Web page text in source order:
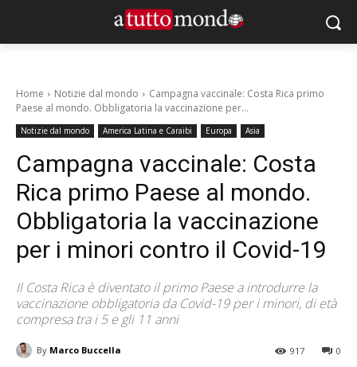
Home Notizie dal mondo
Campagna vaccinale: Costa Rica primo
Paese al mondo. Obbligatoria la vaccinazione per...
Notizie dal mondo America Latina e Caraibi Europa Asia
Campagna vaccinale: Costa
Rica primo Paese al mondo.
Obbligatoria la vaccinazione
per i minori contro il Covid-19
Il Costa Rica è diventato il primo Paese a introdurre la
vaccinazione obbligatoria da Covid-19 per i minori, di età
compresa tra i 5 e gli 11 anni
By Marco Buccella 0
917